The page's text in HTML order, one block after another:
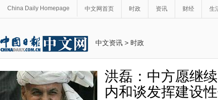
China Daily Homepage 中文网首页 时政 资讯 财经 生
中文资讯 > 时政
洪磊：中方愿继
内和谈发挥建设